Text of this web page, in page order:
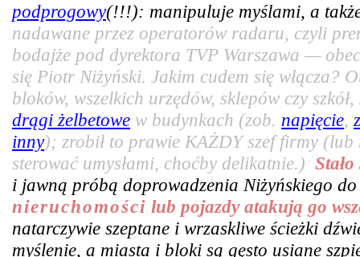
podprogowy(!!!): manipuluje myślami, a
nadawane przez operatorów radaru, czyli
bodajże pod dyrektora TVP Warszawa —
się Piotr Niżyński. Jakim cudem się włącza?
bloków, wszelkich urzędów, sklepów czy
drągi żelbetowe w budynkach (zob. napięcie,
inny); zrobił to prawie KAŻDY szef firmy
sterować umysłami, choćby delikatnie.)
i jawną próbą doprowadzenia Niżyńskiego
nieruchomości lub pojazdy atakują go
natarczywie szeptane i wrzaskliwe ścieżki
myślenie, a miasta i bloki są gęsto usiane